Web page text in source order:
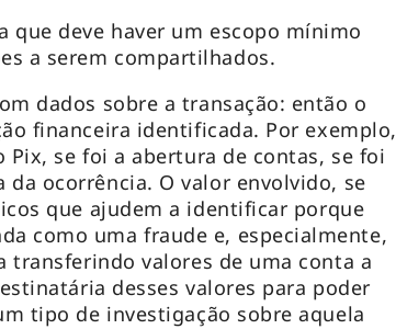
que deve haver um escopo mínimo
a serem compartilhados.
dados sobre a transação: então o
financeira identificada. Por exemplo,
se foi a abertura de contas, se foi
da ocorrência. O valor envolvido, se
que ajudem a identificar porque
como uma fraude e, especialmente,
transferindo valores de uma conta a
desses valores para poder
tipo de investigação sobre aquela